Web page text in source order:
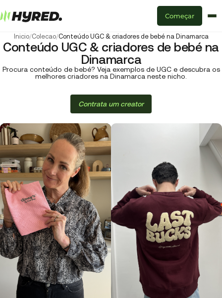
Começar
Inicio/Colecao/Conteúdo UGC & criadores de bebé na Dinamarca
Conteúdo UGC & criadores de bebé na
Dinamarca
Procura conteúdo de bebé? Veja exemplos de UGC e descubra os
melhores criadores na Dinamarca neste nicho.
Contrata um creator